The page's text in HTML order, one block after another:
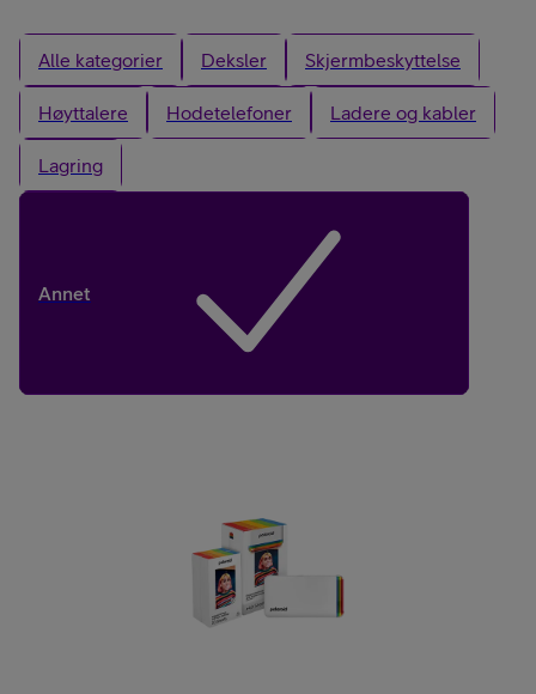
Alle kategorier Deksler Skjermbeskyttelse
Høyttalere Hodetelefoner Ladere og kabler
Lagring
Annet